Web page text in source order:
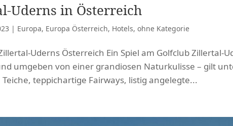
Uderns in Österreich
| Europa, Europa Österreich, Hotels,ohne Kategorie
Uderns Österreich Ein Spiel am Golfclub Zillertal-
umgeben von einer grandiosen Naturkulisse – gilt
teppichartige Fairways, listig angelegte...